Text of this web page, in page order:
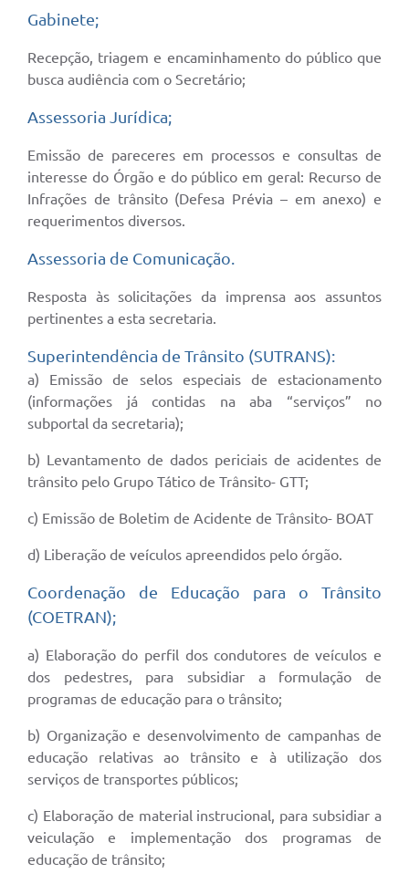
Gabinete;
Recepção, triagem e encaminhamento do público que
busca audiência com o Secretário;
Assessoria Jurídica;
Emissão de pareceres em processos e consultas de
interesse do Órgão e do público em geral: Recurso de
Infrações de trânsito (Defesa Prévia – em anexo) e
requerimentos diversos.
Assessoria de Comunicação.
Resposta às solicitações da imprensa aos assuntos
pertinentes a esta secretaria.
Superintendência de Trânsito (SUTRANS):
a) Emissão de selos especiais de estacionamento
(informações já contidas na aba “serviços” no
subportal da secretaria);
b) Levantamento de dados periciais de acidentes de
trânsito pelo Grupo Tático de Trânsito- GTT;
c) Emissão de Boletim de Acidente de Trânsito- BOAT
d) Liberação de veículos apreendidos pelo órgão.
Coordenação de Educação para o Trânsito
(COETRAN);
a) Elaboração do perfil dos condutores de veículos e
dos pedestres, para subsidiar a formulação de
programas de educação para o trânsito;
b) Organização e desenvolvimento de campanhas de
educação relativas ao trânsito e à utilização dos
serviços de transportes públicos;
c) Elaboração de material instrucional, para subsidiar a
veiculação e implementação dos programas de
educação de trânsito;